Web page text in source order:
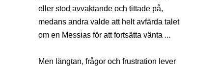
eller stod avvaktande och tittade på,
medans andra valde att helt avfärda talet
om en Messias för att fortsätta vänta ...
Men längtan, frågor och frustration lever